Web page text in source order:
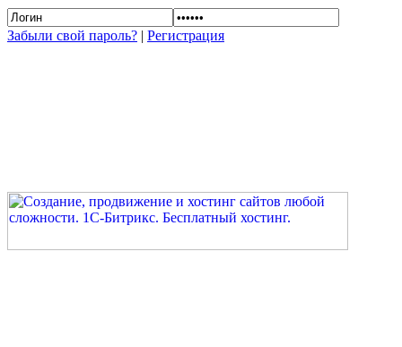
Забыли свой пароль? | Регистрация